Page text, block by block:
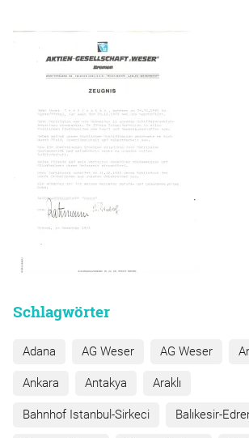
Beitragsnavigation
Schlagwörter
Adana AG Weser AG Weser
Ankara Antakya Araklı
Bahnhof Istanbul-Sirkeci Balıkesir-